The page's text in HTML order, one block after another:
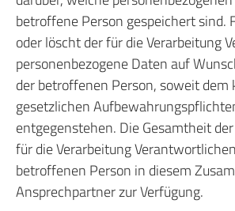
betroffene Person gespeichert sind.
oder löscht der für die Verarbeitung
personenbezogene Daten auf
der betroffenen Person, soweit dem
gesetzlichen
entgegenstehen. Die Gesamtheit
für die Verarbeitung
betroffenen Person in diesem
Ansprechpartner zur Verfügung.